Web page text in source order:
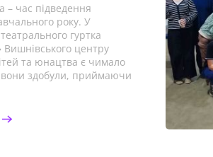
– час підведення
року. У
гуртка
Вишнівського центру
та юнацтва є чимало
вони здобули, приймаючи